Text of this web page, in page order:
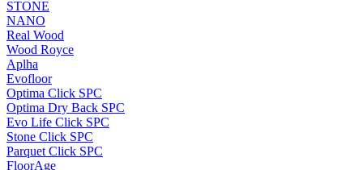
STONE
NANO
Real Wood
Wood Royce
Aplha
Evofloor
Optima Click SPC
Optima Dry Back SPC
Evo Life Click SPC
Stone Click SPC
Parquet Click SPC
FloorAge